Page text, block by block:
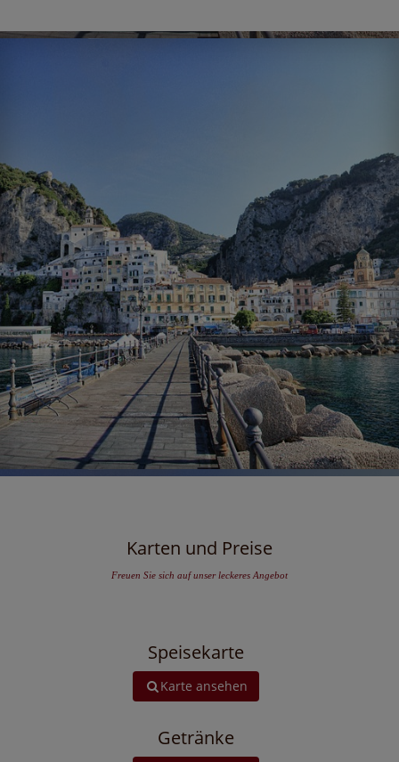
Karten und Preise
Freuen Sie sich auf unser leckeres Angebot
Speisekarte
Karte ansehen
Getränke